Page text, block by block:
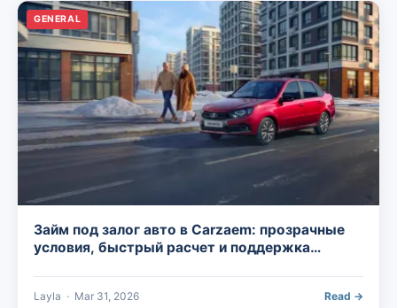
GENERAL
Займ под залог авто в Carzaem: прозрачные
условия, быстрый расчет и поддержка
Layla · Mar 31, 2026 Read →